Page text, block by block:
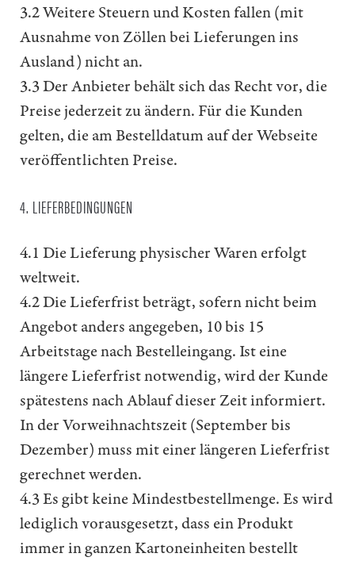
3.2 Weitere Steuern und Kosten fallen (mit
Ausnahme von Zöllen bei Lieferungen ins
Ausland) nicht an.
3.3 Der Anbieter behält sich das Recht vor, die
Preise jederzeit zu ändern. Für die Kunden
gelten, die am Bestelldatum auf der Webseite
veröffentlichten Preise.
4. LIEFERBEDINGUNGEN
4.1 Die Lieferung physischer Waren erfolgt
weltweit.
4.2 Die Lieferfrist beträgt, sofern nicht beim
Angebot anders angegeben, 10 bis 15
Arbeitstage nach Bestelleingang. Ist eine
längere Lieferfrist notwendig, wird der Kunde
spätestens nach Ablauf dieser Zeit informiert.
In der Vorweihnachtszeit (September bis
Dezember) muss mit einer längeren Lieferfrist
gerechnet werden.
4.3 Es gibt keine Mindestbestellmenge. Es wird
lediglich vorausgesetzt, dass ein Produkt
immer in ganzen Kartoneinheiten bestellt